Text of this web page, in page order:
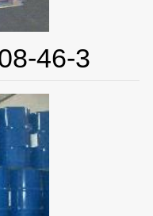
46-3